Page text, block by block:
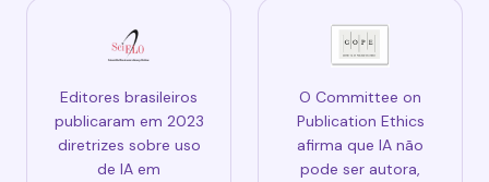
Editores brasileiros
publicaram em 2023
diretrizes sobre uso
de IA em
O Committee on
Publication Ethics
afirma que IA não
pode ser autora,